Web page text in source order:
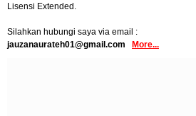
Lisensi Extended.
Silahkan hubungi saya via email :
jauzanaurateh01@gmail.com
More...